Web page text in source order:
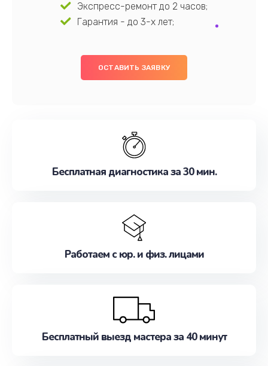
Экспресс-ремонт до 2 часов;
Гарантия - до 3-х лет;
ОСТАВИТЬ ЗАЯВКУ
Бесплатная диагностика за 30 мин.
Работаем с юр. и физ. лицами
Бесплатный выезд мастера за 40 минут